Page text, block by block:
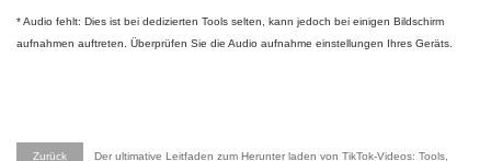
* Audio fehlt: Dies ist bei dedizierten Tools selten, kann jedoch bei einigen Bildschirm
aufnahmen auftreten. Überprüfen Sie die Audio aufnahme einstellungen Ihres Geräts.
Zurück Der ultimative Leitfaden zum Herunter laden von TikTok-Videos: Tools,